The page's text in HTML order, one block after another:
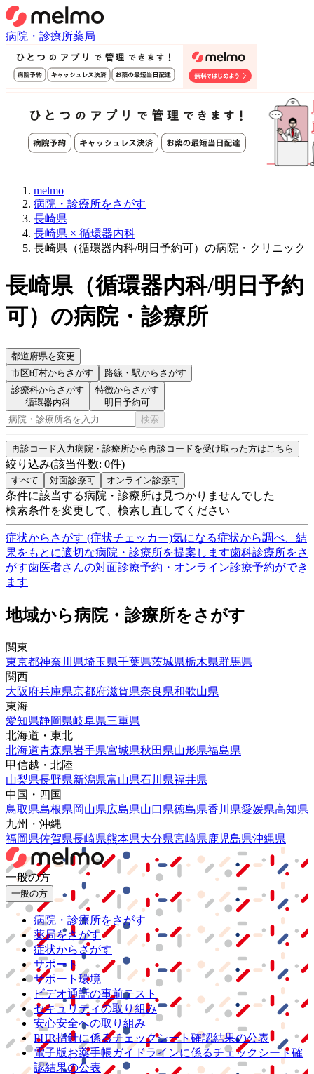
病院・診療所薬局
melmo
病院・診療所をさがす
長崎県
長崎県 × 循環器内科
長崎県（循環器内科/明日予約可）の病院・クリニック
長崎県（循環器内科/明日予約
可） の病院・診療所
都道府県を変更
市区町村からさがす 路線・駅からさがす
診療科からさがす
循環器内科
特徴からさがす
明日予約可
検索
再診コード入力病院・診療所から再診コードを受け取った方はこちら
絞り込み(該当件数: 0件)
すべて 対面診療可 オンライン診療可
条件に該当する病院・診療所は見つかりませんでした
検索条件を変更して、検索し直してください
症状からさがす (症状チェッカー)気になる症状から調べ、結
果をもとに適切な病院・診療所を提案します歯科診療所をさ
がす歯医者さんの対面診療予約・オンライン診療予約ができ
ます
地域から病院・診療所をさがす
関東
東京都神奈川県埼玉県千葉県茨城県栃木県群馬県
関西
大阪府兵庫県京都府滋賀県奈良県和歌山県
東海
愛知県静岡県岐阜県三重県
北海道・東北
北海道青森県岩手県宮城県秋田県山形県福島県
甲信越・北陸
山梨県長野県新潟県富山県石川県福井県
中国・四国
鳥取県島根県岡山県広島県山口県徳島県香川県愛媛県高知県
九州・沖縄
福岡県佐賀県長崎県熊本県大分県宮崎県鹿児島県沖縄県
一般の方
一般の方
病院・診療所をさがす
薬局をさがす
症状からさがす
サポート
サポート環境
ビデオ通話の事前テスト
セキュリティの取り組み
安心安全への取り組み
PHR指針に係るチェックシート確認結果の公表
電子版お薬手帳ガイドラインに係るチェックシート確
認結果の公表